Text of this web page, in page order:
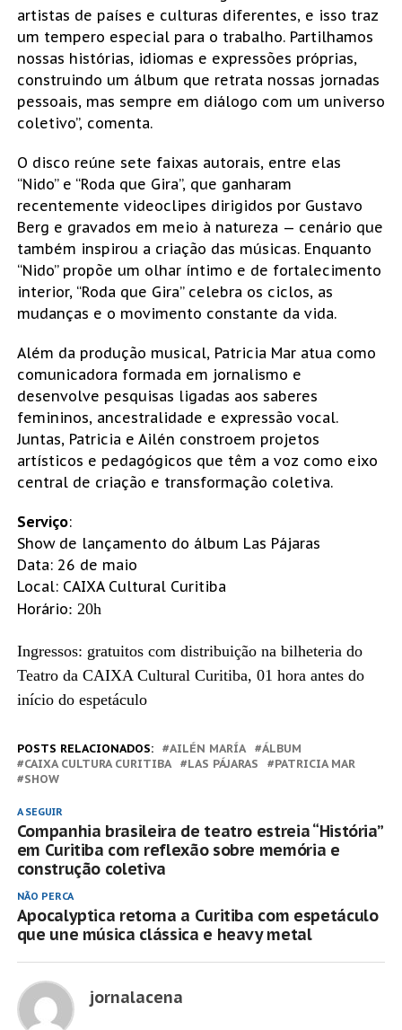
artistas de países e culturas diferentes, e isso traz
um tempero especial para o trabalho. Partilhamos
nossas histórias, idiomas e expressões próprias,
construindo um álbum que retrata nossas jornadas
pessoais, mas sempre em diálogo com um universo
coletivo”, comenta.
O disco reúne sete faixas autorais, entre elas
“Nido” e “Roda que Gira”, que ganharam
recentemente videoclipes dirigidos por Gustavo
Berg e gravados em meio à natureza — cenário que
também inspirou a criação das músicas. Enquanto
“Nido” propõe um olhar íntimo e de fortalecimento
interior, “Roda que Gira” celebra os ciclos, as
mudanças e o movimento constante da vida.
Além da produção musical, Patricia Mar atua como
comunicadora formada em jornalismo e
desenvolve pesquisas ligadas aos saberes
femininos, ancestralidade e expressão vocal.
Juntas, Patricia e Ailén constroem projetos
artísticos e pedagógicos que têm a voz como eixo
central de criação e transformação coletiva.
Serviço:
Show de lançamento do álbum Las Pájaras
Data: 26 de maio
Local: CAIXA Cultural Curitiba
Horário: 20h
Ingressos: gratuitos com distribuição na bilheteria do
Teatro da CAIXA Cultural Curitiba, 01 hora antes do
início do espetáculo
POSTS RELACIONADOS: AILÉN MARÍA
ÁLBUM
CAIXA CULTURA CURITIBA
LAS PÁJARAS
PATRICIA MAR
SHOW
A SEGUIR
Companhia brasileira de teatro estreia “História”
em Curitiba com reflexão sobre memória e
construção coletiva
NÃO PERCA
Apocalyptica retorna a Curitiba com espetáculo
que une música clássica e heavy metal
jornalacena